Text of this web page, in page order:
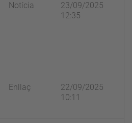
Notícia
23/09/2025
12:35
Enllaç
22/09/2025
10:11